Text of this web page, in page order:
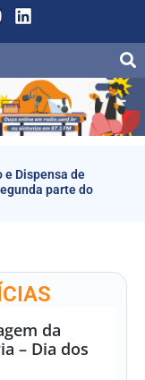
e Dispensa de
parte do
da
– Dia dos